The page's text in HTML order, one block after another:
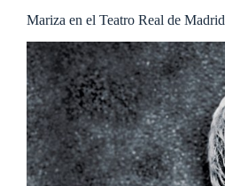
Mariza en el Teatro Real de Madrid